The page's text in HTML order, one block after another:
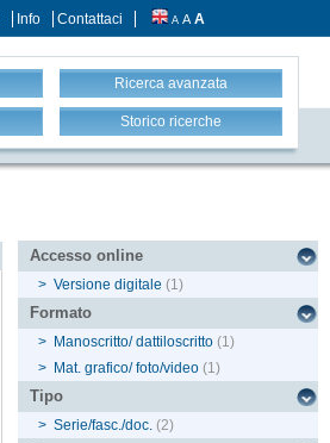
Info Contattaci A A A
Ricerca avanzata
Storico ricerche
Accesso online
> Versione digitale (1)
Formato
> Manoscritto/ dattiloscritto (1)
> Mat. grafico/ foto/video (1)
Tipo
> Serie/fasc./doc. (2)